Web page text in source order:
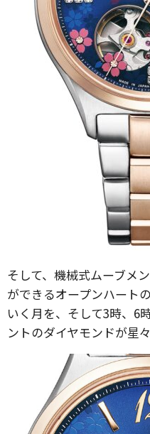
そして、機械式ムーブメ
ができるオープンハート
いく月を、そして3時、6
ントのダイヤモンドが星